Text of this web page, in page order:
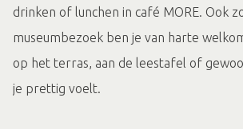
drinken of lunchen in café MORE. Ook
museumbezoek ben je van harte
op het terras, aan de leestafel of
je prettig voelt.